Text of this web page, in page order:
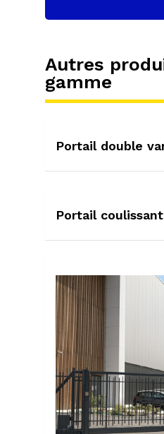
Autres
gamme
Portail double
Portail coulissant